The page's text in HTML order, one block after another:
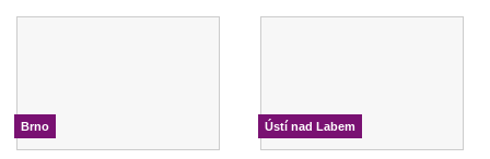
Brno Ústí nad Labem